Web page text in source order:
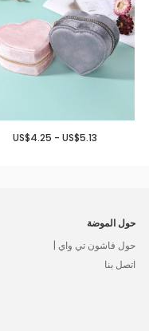
US$4.25 - US$5.13
حول الموضة
حول فاشون تي واي |
اتصل بنا